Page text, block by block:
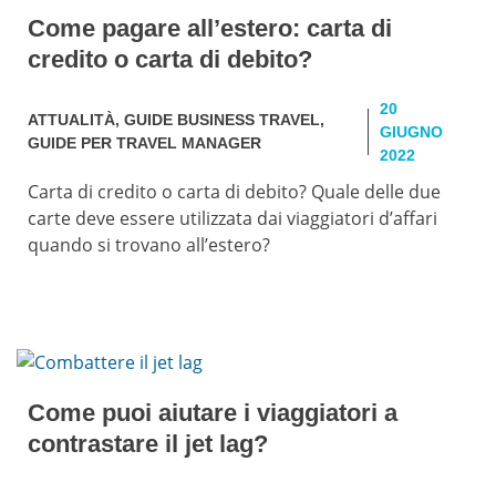
Come pagare all’estero: carta di
credito o carta di debito?
ATTUALITÀ, GUIDE BUSINESS TRAVEL,
GUIDE PER TRAVEL MANAGER
20
GIUGNO
2022
Carta di credito o carta di debito? Quale delle due
carte deve essere utilizzata dai viaggiatori d’affari
quando si trovano all’estero?
Come puoi aiutare i viaggiatori a
contrastare il jet lag?